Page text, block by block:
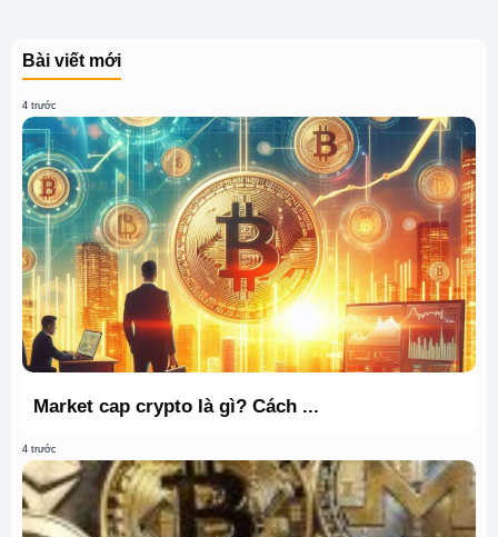
Bài viết mới
4 trước
Market cap crypto là gì? Cách ...
4 trước